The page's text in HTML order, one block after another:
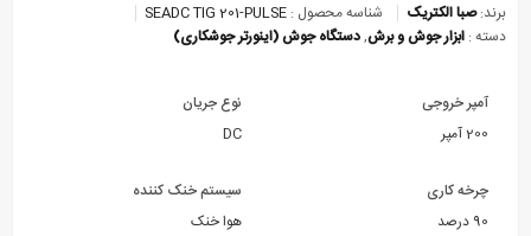
برند:صبا الکتریک شناسه محصول : SEADC TIG 201-PULSE
دسته : ابزار جوش و برش,دستگاه جوش (اینورتر جوشکاری)
آمپر خروجی
200 آمپر
نوع جریان
DC
چرخه کاری
90 درصد
سیستم خنک کننده
هوا خنک